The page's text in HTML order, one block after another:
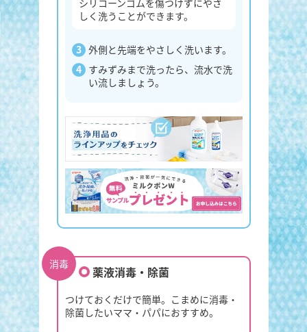
しく洗うことができます。
外側と先端をやさしく洗います。
すみずみまで洗ったら、流水で洗
い流しましょう。
消毒
薬液消毒・除菌
つけておくだけで簡単。こまめに消毒・
除菌したいママ・パパにおすすめ。